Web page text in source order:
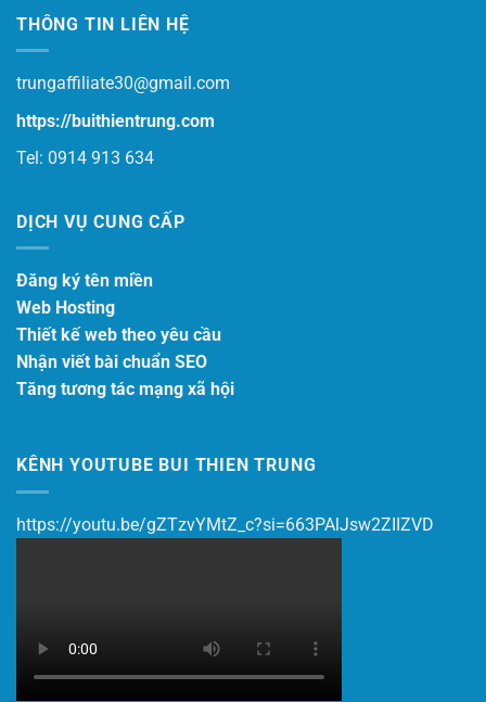
THÔNG TIN LIÊN HỆ
trungaffiliate30@gmail.com
https://buithientrung.com
Tel: 0914 913 634
DỊCH VỤ CUNG CẤP
Đăng ký tên miền
Web Hosting
Thiết kế web theo yêu cầu
Nhận viết bài chuẩn SEO
Tăng tương tác mạng xã hội
KÊNH YOUTUBE BUI THIEN TRUNG
https://youtu.be/gZTzvYMtZ_c?si=663PAlJsw2ZIIZVD